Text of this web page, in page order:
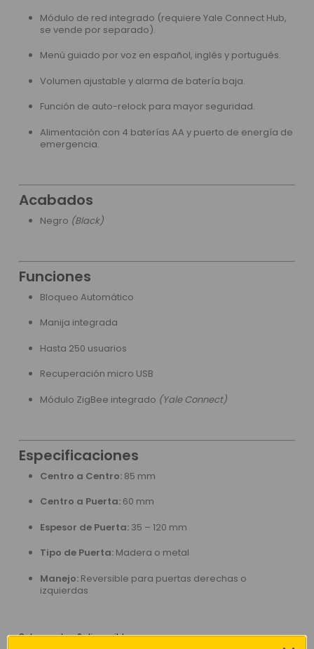
Módulo de red integrado (requiere Yale Connect Hub,
se vende por separado).
Menú guiado por voz en español, inglés y portugués.
Volumen ajustable y alarma de batería baja.
Función de auto-relock para mayor seguridad.
Alimentación con 4 baterías AA y puerto de energía de
emergencia.
Acabados
Negro (Black)
Funciones
Bloqueo Automático
Manija integrada
Hasta 250 usuarios
Recuperación micro USB
Módulo ZigBee integrado (Yale Connect)
Especificaciones
Centro a Centro:85 mm
Centro a Puerta:60 mm
Espesor de Puerta:35 – 120 mm
Tipo de Puerta:Madera o metal
Manejo:Reversible para puertas derechas o
izquierdas
Solo quedan 2 disponibles